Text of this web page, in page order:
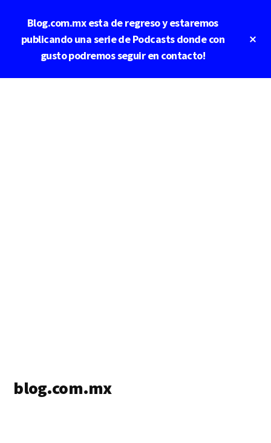
contenido
Blog.com.mx esta de regreso y estaremos
publicando una serie de Podcasts donde con
gusto podremos seguir en contacto!
blog.com.mx